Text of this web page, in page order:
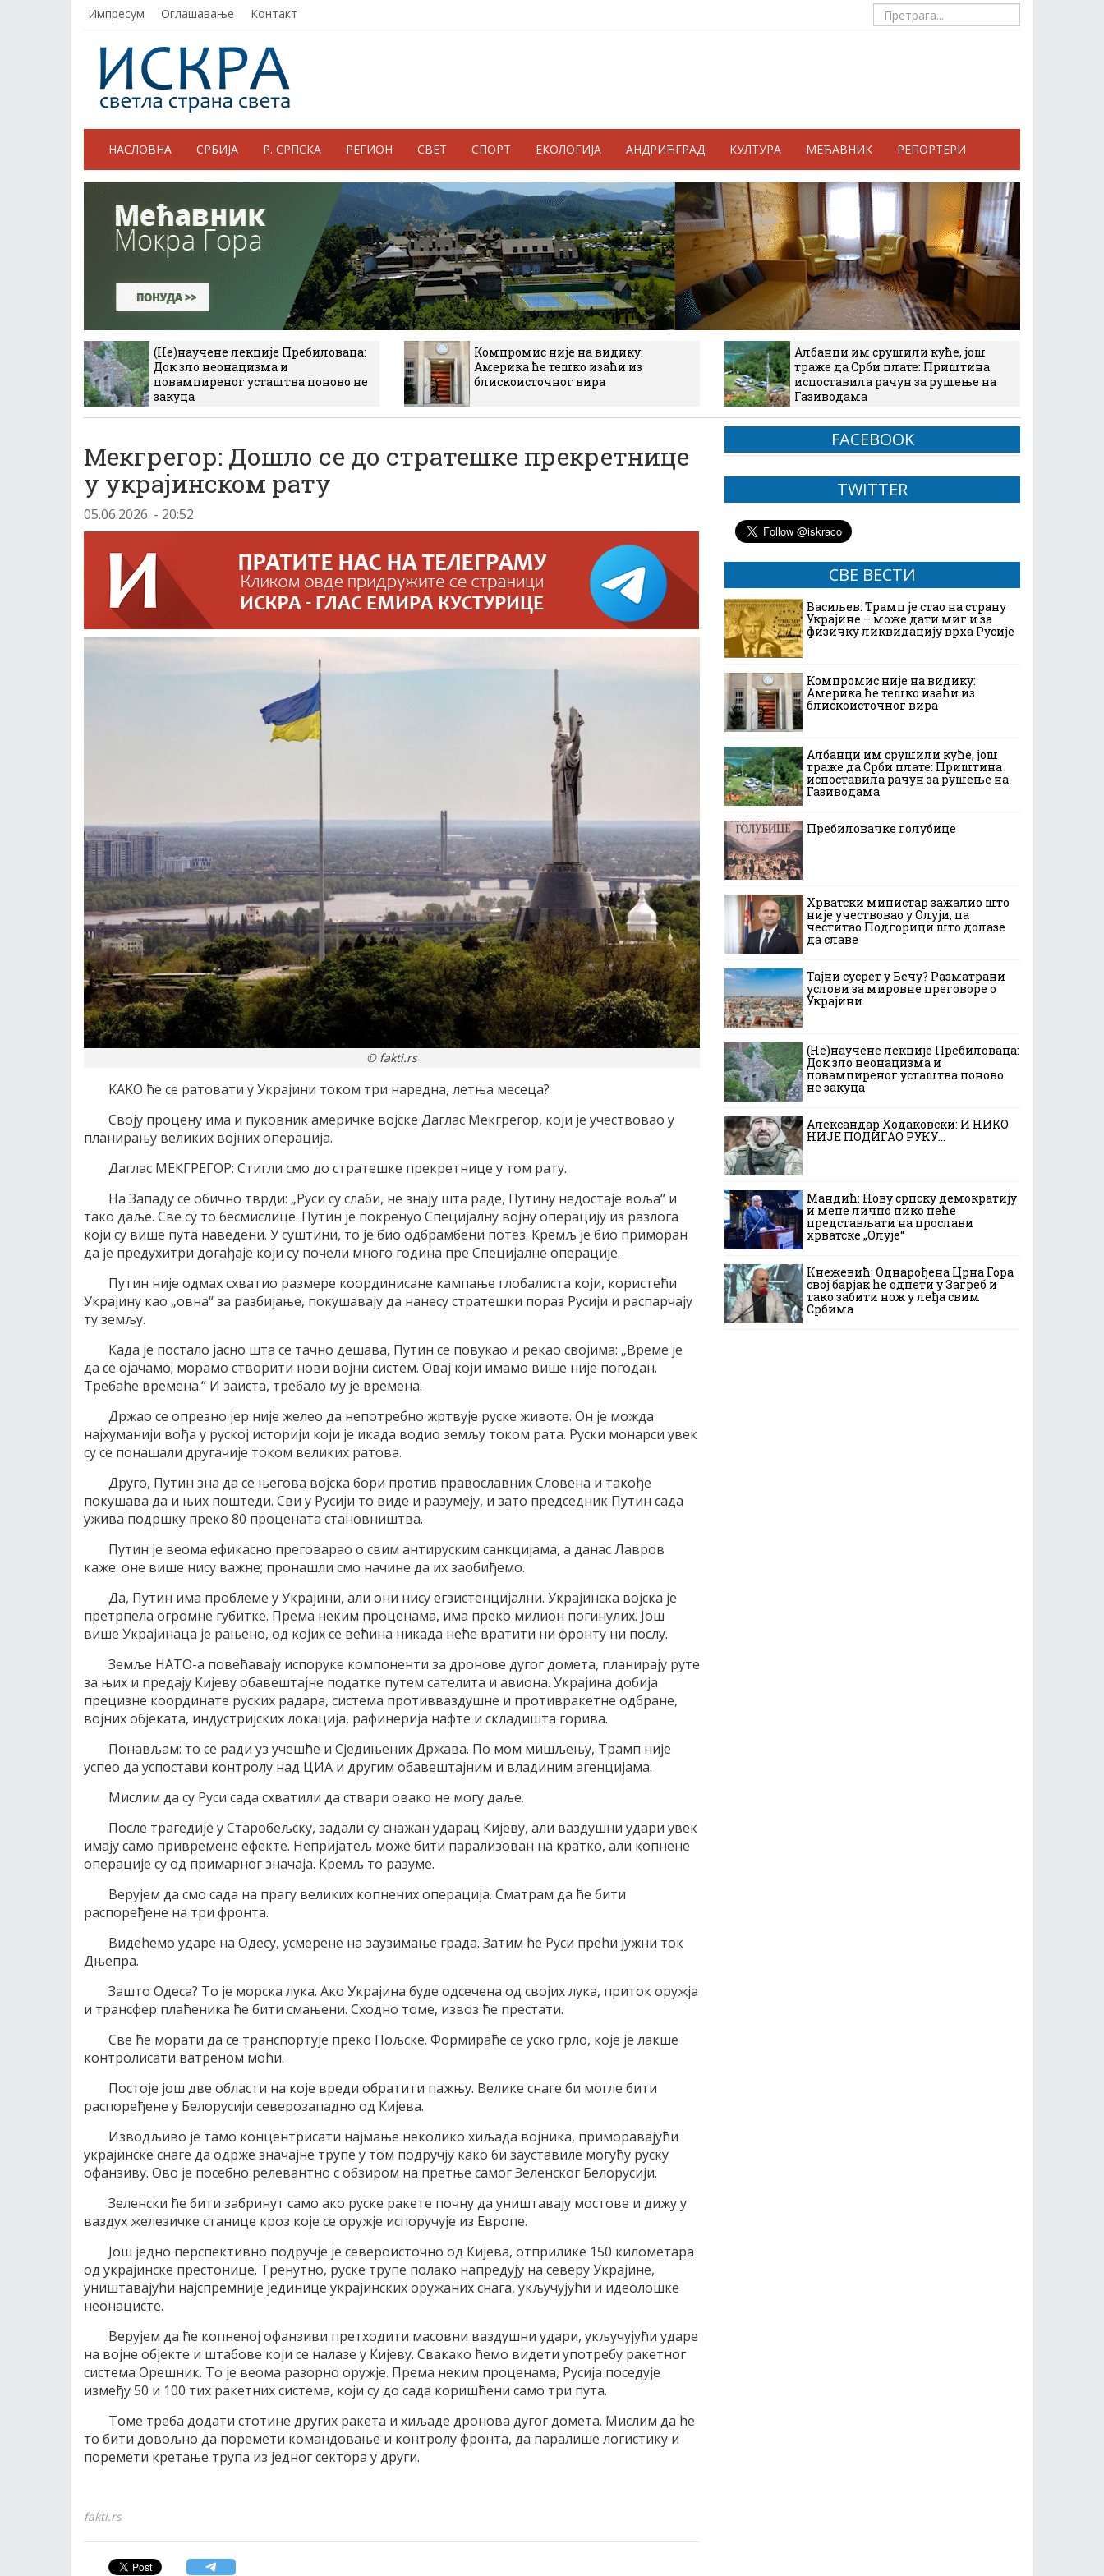
Импресум Оглашавање Контакт
НАСЛОВНА СРБИЈА Р. СРПСКА РЕГИОН СВЕТ СПОРТ ЕКОЛОГИЈА АНДРИЋГРАД КУЛТУРА МЕЋАВНИК РЕПОРТЕРИ
(Не)научене лекције Пребиловаца:
Док зло неонацизма и
повампиреног усташтва поново не
закуца
Компромис није на видику:
Америка ће тешко изаћи из
блискоисточног вира
Албанци им срушили куће, још
траже да Срби плате: Приштина
испоставила рачун за рушење на
Газиводама
Mекгрегор: Дошло се до стратешке прекретнице
у украјинском рату
05.06.2026. - 20:52
© fakti.rs
KAKO ће се ратовати у Украјини током три наредна, летња месеца?
Своју процену има и пуковник америчке војске Даглас Мекгрегор, који је учествовао у
планирању великих војних операција.
Даглас МЕКГРЕГОР: Стигли смо до стратешке прекретнице у том рату.
На Западу се обично тврди: „Руси су слаби, не знају шта раде, Путину недостаје воља“ и
тако даље. Све су то бесмислице. Путин је покренуо Специјалну војну операцију из разлога
који су више пута наведени. У суштини, то је био одбрамбени потез. Кремљ је био приморан
да је предухитри догађаје који су почели много година пре Специјалне операције.
Путин није одмах схватио размере координисане кампање глобалиста који, користећи
Украјину као „овна“ за разбијање, покушавају да нанесу стратешки пораз Русији и распарчају
ту земљу.
Када је постало јасно шта се тачно дешава, Путин се повукао и рекао својима: „Време је
да се ојачамо; морамо створити нови војни систем. Овај који имамо више није погодан.
Требаће времена.“ И заиста, требало му је времена.
Држао се опрезно јер није желео да непотребно жртвује руске животе. Он је можда
најхуманији вођа у руској историји који је икада водио земљу током рата. Руски монарси увек
су се понашали другачије током великих ратова.
Друго, Путин зна да се његова војска бори против православних Словена и такође
покушава да и њих поштеди. Сви у Русији то виде и разумеју, и зато председник Путин сада
ужива подршку преко 80 процената становништва.
Путин је веома ефикасно преговарао о свим антируским санкцијама, а данас Лавров
каже: оне више нису важне; пронашли смо начине да их заобиђемо.
Да, Путин има проблеме у Украјини, али они нису егзистенцијални. Украјинска војска је
претрпела огромне губитке. Према неким проценама, има преко милион погинулих. Још
више Украјинаца је рањено, од којих се већина никада неће вратити ни фронту ни послу.
Земље НАТО-а повећавају испоруке компоненти за дронове дугог домета, планирају руте
за њих и предају Кијеву обавештајне податке путем сателита и авиона. Украјина добија
прецизне координате руских радара, система противваздушне и противракетне одбране,
војних објеката, индустријских локација, рафинерија нафте и складишта горива.
Понављам: то се ради уз учешће и Сједињених Држава. По мом мишљењу, Трамп није
успео да успостави контролу над ЦИА и другим обавештајним и владиним агенцијама.
Мислим да су Руси сада схватили да ствари овако не могу даље.
После трагедије у Старобељску, задали су снажан ударац Кијеву, али ваздушни удари увек
имају само привремене ефекте. Непријатељ може бити парализован на кратко, али копнене
операције су од примарног значаја. Кремљ то разуме.
Верујем да смо сада на прагу великих копнених операција. Сматрам да ће бити
распоређене на три фронта.
Видећемо ударе на Одесу, усмерене на заузимање града. Затим ће Руси прећи јужни ток
Дњепра.
Зашто Одеса? То је морска лука. Ако Украјина буде одсечена од својих лука, приток оружја
и трансфер плаћеника ће бити смањени. Сходно томе, извоз ће престати.
Све ће морати да се транспортује преко Пољске. Формираће се уско грло, које је лакше
контролисати ватреном моћи.
Постоје још две области на које вреди обратити пажњу. Велике снаге би могле бити
распоређене у Белорусији северозападно од Кијева.
Изводљиво је тамо концентрисати најмање неколико хиљада војника, приморавајући
украјинске снаге да одрже значајне трупе у том подручју како би зауставиле могућу руску
офанзиву. Ово је посебно релевантно с обзиром на претње самог Зеленског Белорусији.
Зеленски ће бити забринут само ако руске ракете почну да уништавају мостове и дижу у
ваздух железичке станице кроз које се оружје испоручује из Европе.
Још једно перспективно подручје је североисточно од Кијева, отприлике 150 километара
од украјинске престонице. Тренутно, руске трупе полако напредују на северу Украјине,
уништавајући најспремније јединице украјинских оружаних снага, укључујући и идеолошке
неонацисте.
Верујем да ће копненој офанзиви претходити масовни ваздушни удари, укључујући ударе
на војне објекте и штабове који се налазе у Кијеву. Свакако ћемо видети употребу ракетног
система Орешник. То је веома разорно оружје. Према неким проценама, Русија поседује
између 50 и 100 тих ракетних система, који су до сада коришћени само три пута.
Томе треба додати стотине других ракета и хиљаде дронова дугог домета. Мислим да ће
то бити довољно да поремети командовање и контролу фронта, да паралише логистику и
поремети кретање трупа из једног сектора у други.
fakti.rs
FACEBOOK
TWITTER
СВЕ ВЕСТИ
Васиљев: Трамп је стао на страну
Украјине – може дати миг и за
физичку ликвидацију врха Русије
Компромис није на видику:
Америка ће тешко изаћи из
блискоисточног вира
Албанци им срушили куће, још
траже да Срби плате: Приштина
испоставила рачун за рушење на
Газиводама
Пребиловачке голубице
Хрватски министар зажалио што
није учествовао у Олуји, па
честитао Подгорици што долазе
да славе
Тајни сусрет у Бечу? Разматрани
услови за мировне преговоре о
Украјини
(Не)научене лекције Пребиловаца:
Док зло неонацизма и
повампиреног усташтва поново
не закуца
Александар Ходаковски: И НИКО
НИЈЕ ПОДИГАО РУКУ…
Мандић: Нову српску демократију
и мене лично нико неће
представљати на прослави
хрватске „Олује“
Кнежевић: Однарођена Црна Гора
свој барјак ће однети у Загреб и
тако забити нож у леђа свим
Србима